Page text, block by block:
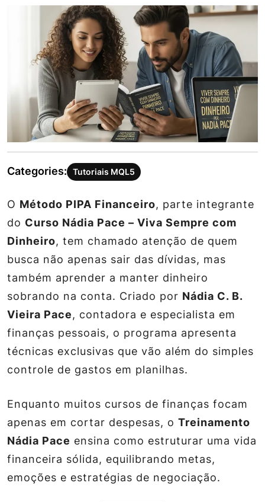
2025
tutorial
Categories: Tutoriais MQL5
O Método PIPA Financeiro, parte integrante
do Curso Nádia Pace – Viva Sempre com
Dinheiro, tem chamado atenção de quem
busca não apenas sair das dívidas, mas
também aprender a manter dinheiro
sobrando na conta. Criado por Nádia C. B.
Vieira Pace, contadora e especialista em
finanças pessoais, o programa apresenta
técnicas exclusivas que vão além do simples
controle de gastos em planilhas.
Enquanto muitos cursos de finanças focam
apenas em cortar despesas, o Treinamento
Nádia Pace ensina como estruturar uma vida
financeira sólida, equilibrando metas,
emoções e estratégias de negociação.